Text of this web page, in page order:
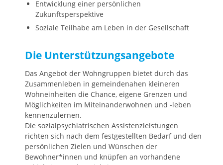
Entwicklung einer persönlichen
Zukunftsperspektive
Soziale Teilhabe am Leben in der Gesellschaft
Die Unterstützungsangebote
Das Angebot der Wohngruppen bietet durch das
Zusammenleben in gemeindenahen kleineren
Wohneinheiten die Chance, eigene Grenzen und
Möglichkeiten im Miteinanderwohnen und -leben
kennenzulernen.
Die sozialpsychiatrischen Assistenzleistungen
richten sich nach dem festgestellten Bedarf und den
persönlichen Zielen und Wünschen der
Bewohner*innen und knüpfen an vorhandene